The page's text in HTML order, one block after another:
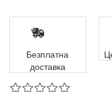
Безплатна
доставка